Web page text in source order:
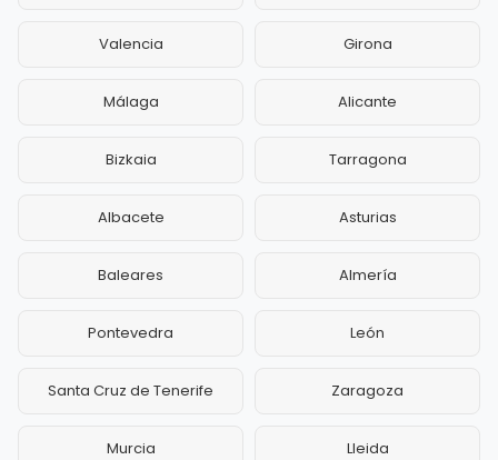
Valencia Girona
Málaga Alicante
Bizkaia Tarragona
Albacete Asturias
Baleares Almería
Pontevedra León
Santa Cruz de Tenerife Zaragoza
Murcia Lleida